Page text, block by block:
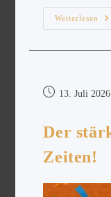
Weiterlesen
13. Juli 2026
Der
Zeiten!